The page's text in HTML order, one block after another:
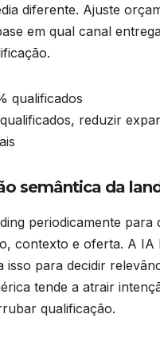
diferente. Ajuste
em qual canal
qualificados
reduzir
semântica da
periodicamente para
contexto e oferta. A IA
isso para decidir
tende a atrair
qualificação.